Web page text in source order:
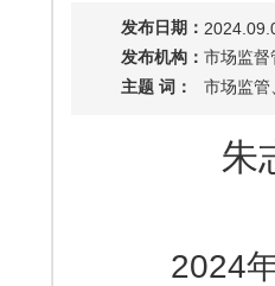
发布日期：
发布机构：市场监督
主题 词：
市场监
朱
2024年9